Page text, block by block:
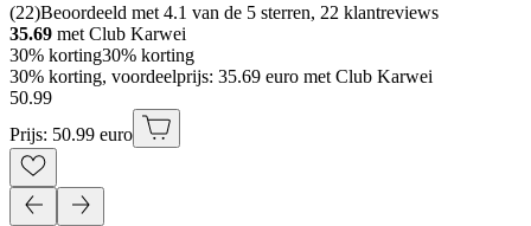
(22)Beoordeeld met 4.1 van de 5 sterren, 22 klantreviews
35.69 met Club Karwei
30% korting30% korting
30% korting, voordeelprijs: 35.69 euro met Club Karwei
50.99
Prijs: 50.99 euro